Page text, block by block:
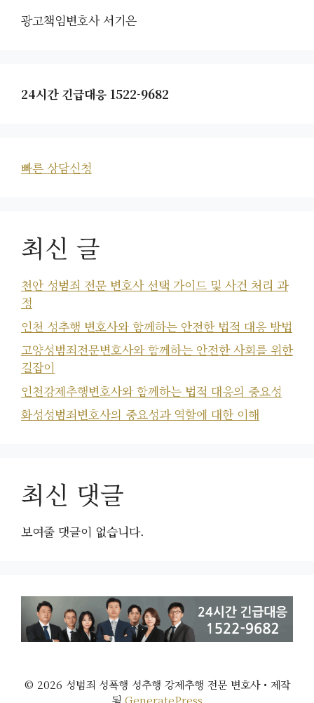
광고책임변호사 서기은
24시간 긴급대응 1522-9682
빠른 상담신청
최신 글
천안 성범죄 전문 변호사 선택 가이드 및 사건 처리 과
정
인천 성추행 변호사와 함께하는 안전한 법적 대응 방법
고양성범죄전문변호사와 함께하는 안전한 사회를 위한
길잡이
인천강제추행변호사와 함께하는 법적 대응의 중요성
화성성범죄변호사의 중요성과 역할에 대한 이해
최신 댓글
보여줄 댓글이 없습니다.
© 2026 성범죄 성폭행 성추행 강제추행 전문 변호사• 제작
됨 GeneratePress